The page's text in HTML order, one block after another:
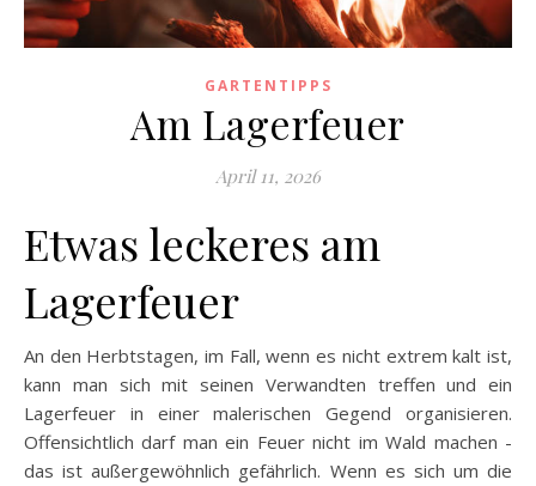
GARTENTIPPS
Am Lagerfeuer
April 11, 2026
Etwas leckeres am
Lagerfeuer
An den Herbtstagen, im Fall, wenn es nicht extrem kalt ist,
kann man sich mit seinen Verwandten treffen und ein
Lagerfeuer in einer malerischen Gegend organisieren.
Offensichtlich darf man ein Feuer nicht im Wald machen -
das ist außergewöhnlich gefährlich. Wenn es sich um die